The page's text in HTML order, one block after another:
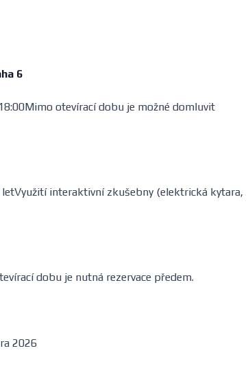
6
otevírací dobu je možné domluvit
interaktivní zkušebny (elektrická kytara,
dobu je nutná rezervace předem.
2026